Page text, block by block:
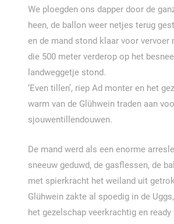
We ploegden ons dapper door de
heen, de ballon weer netjes terug
en de mand stond klaar voor vervoer
die 500 meter verderop op het
landweggetje stond.
‘Even tillen’, riep Ad monter en het
warm van de Glühwein traden aan
sjouwentillendouwen.
De mand werd als een enorme
sneeuw geduwd, de gasflessen, de
met spierkracht het weiland uit
Glühwein zakte al spoedig in de
het gezelschap veerkrachtig en ready